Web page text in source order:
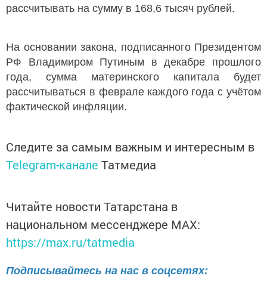
рассчитывать на сумму в 168,6 тысяч рублей.
На основании закона, подписанного Президентом
РФ Владимиром Путиным в декабре прошлого
года, сумма материнского капитала будет
рассчитываться в феврале каждого года с учётом
фактической инфляции.
Следите за самым важным и интересным в
Telegram-канале Татмедиа
Читайте новости Татарстана в
национальном мессенджере MАХ:
https://max.ru/tatmedia
Подписывайтесь на нас в соцсетях: